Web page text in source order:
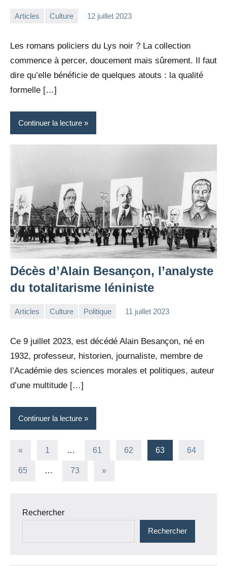
Articles Culture 12 juillet 2023
Les romans policiers du Lys noir ? La collection
commence à percer, doucement mais sûrement. Il faut
dire qu’elle bénéficie de quelques atouts : la qualité
formelle […]
Continuer la lecture
Décès d’Alain Besançon, l’analyste
du totalitarisme léniniste
Articles Culture Politique 11 juillet 2023
Ce 9 juillet 2023, est décédé Alain Besançon, né en
1932, professeur, historien, journaliste, membre de
l’Académie des sciences morales et politiques, auteur
d’une multitude […]
Continuer la lecture
Pagination
des
« Publications
1 … 61 62 63 64
65 … 73
Articles
»
Rechercher
Rechercher